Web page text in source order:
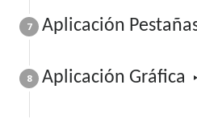
7 Aplicación
8 Aplicación Gráfica